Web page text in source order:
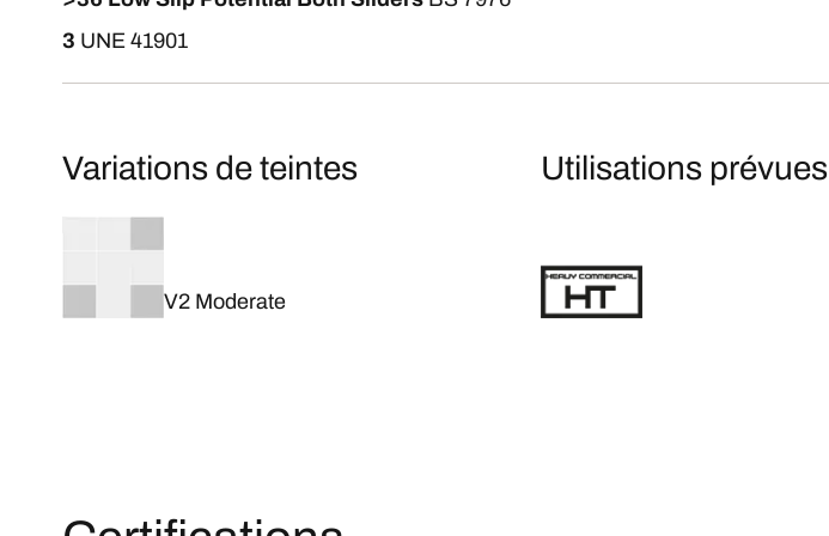
3 UNE 41901
Variations de teintes
V2 Moderate
Utilisations prévues